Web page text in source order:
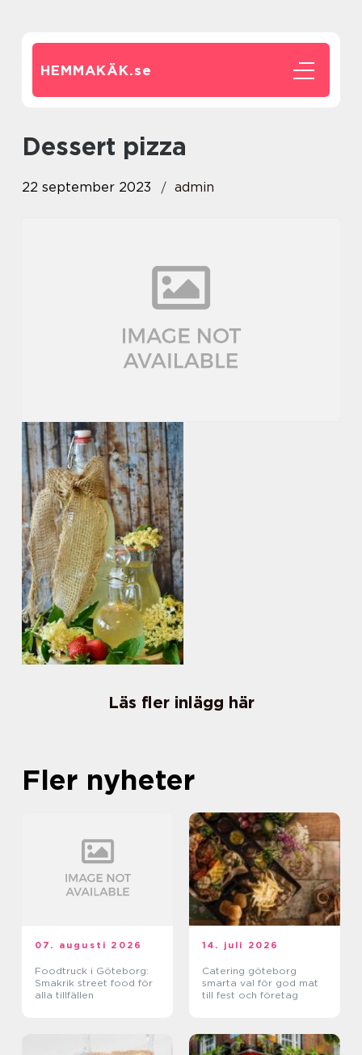
HEMMAKÄK.se
dessert pizza
22 september 2023 admin
Läs fler inlägg här
Fler nyheter
07. augusti 2026
Foodtruck i Göteborg:
Smakrik street food för
alla tillfällen
14. juli 2026
Catering göteborg
smarta val för god mat
till fest och företag